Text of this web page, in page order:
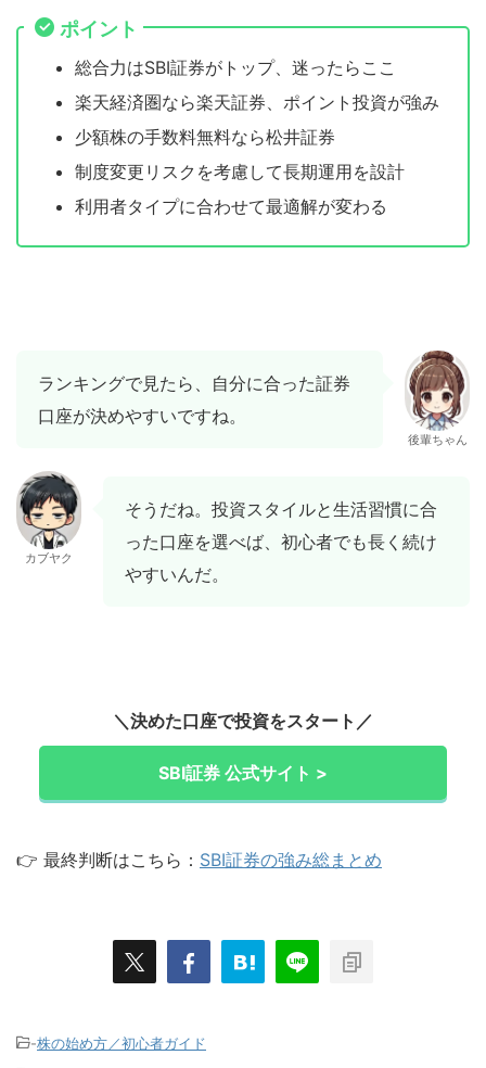
ポイント
総合力はSBI証券がトップ、迷ったらここ
楽天経済圏なら楽天証券、ポイント投資が強み
少額株の手数料無料なら松井証券
制度変更リスクを考慮して長期運用を設計
利用者タイプに合わせて最適解が変わる
ランキングで見たら、自分に合った証券
口座が決めやすいですね。
後輩ちゃん
カブヤク
そうだね。投資スタイルと生活習慣に合
った口座を選べば、初心者でも長く続け
やすいんだ。
＼決めた口座で投資をスタート／
SBI証券 公式サイト >
👉 最終判断はこちら： SBI証券の強み総まとめ
-株の始め方／初心者ガイド